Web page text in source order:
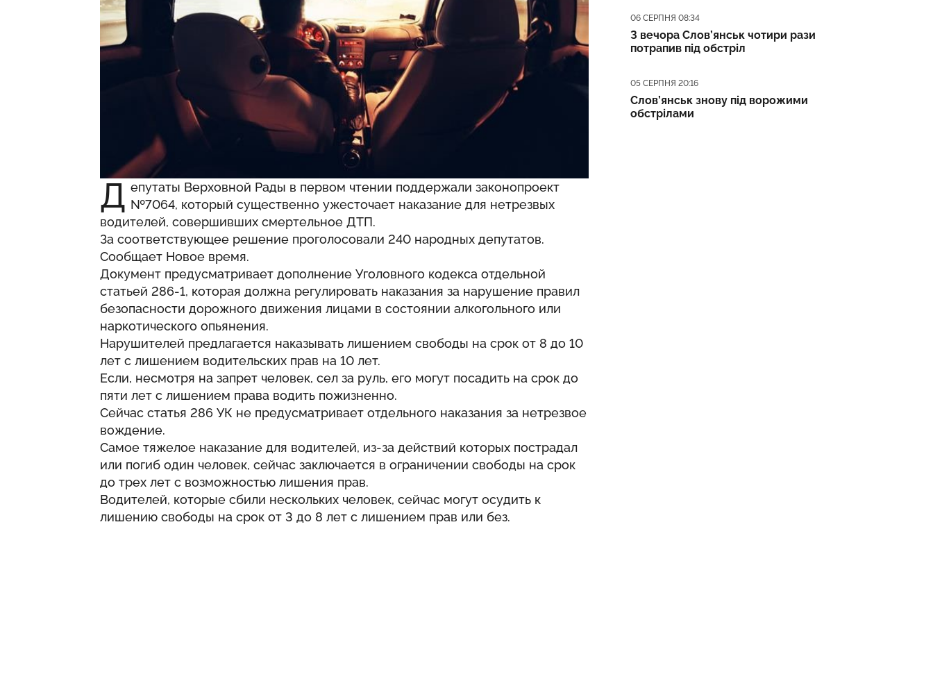
Д епутаты Верховной Рады в первом чтении поддержали законопроект
№7064, который существенно ужесточает наказание для нетрезвых
водителей, совершивших смертельное ДТП.
За соответствующее решение проголосовали 240 народных депутатов.
Сообщает Новое время.
Документ предусматривает дополнение Уголовного кодекса отдельной
статьей 286-1, которая должна регулировать наказания за нарушение правил
безопасности дорожного движения лицами в состоянии алкогольного или
наркотического опьянения.
Нарушителей предлагается наказывать лишением свободы на срок от 8 до 10
лет с лишением водительских прав на 10 лет.
Если, несмотря на запрет человек, сел за руль, его могут посадить на срок до
пяти лет с лишением права водить пожизненно.
Сейчас статья 286 УК не предусматривает отдельного наказания за нетрезвое
вождение.
Самое тяжелое наказание для водителей, из-за действий которых пострадал
или погиб один человек, сейчас заключается в ограничении свободы на срок
до трех лет с возможностью лишения прав.
Водителей, которые сбили нескольких человек, сейчас могут осудить к
лишению свободы на срок от 3 до 8 лет с лишением прав или без.
Дата публікації
06 СЕРПНЯ 08:34
З вечора Слов’янськ чотири рази
потрапив під обстріл
Дата публікації
05 СЕРПНЯ 20:16
Слов’янськ знову під ворожими
обстрілами